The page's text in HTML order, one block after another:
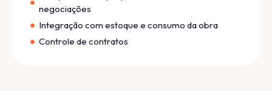
negociações
Integração com estoque e consumo da obra
Controle de contratos